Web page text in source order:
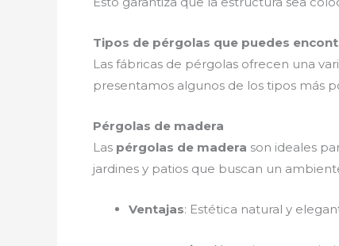
Tipos de pérgolas que puedes
Las fábricas de pérgolas ofrecen una
presentamos algunos de los tipos más
Pérgolas de madera
Las pérgolas de madera son ideales
jardines y patios que buscan un
Ventajas: Estética natural y